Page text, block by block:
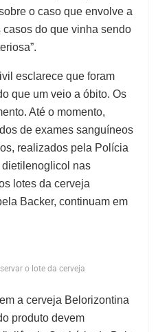
o caso que envolve a
do que vinha sendo
esclarece que foram
que um veio a óbito. Os
Até o momento,
de exames sanguíneos
realizados pela Polícia
nas
lotes da cerveja
Backer, continuam em
o lote da cerveja
a cerveja Belorizontina
produto devem